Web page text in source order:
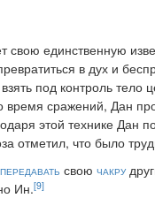
свою единственную
в дух и
под контроль тело
сражений, Дан
этой технике Дан
отметил, что было
передавать свою чакру
Ин.[9]